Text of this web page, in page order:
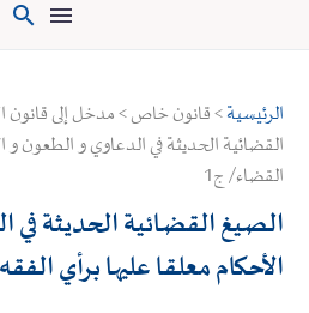

الرئيسية> قانون خاص > مدخل إلى قانون
القضائية الحديثة في الدعاوي و الطعون و
القضاء/ ج1
الصيغ القضائية الحديثة في
الأحكام معلقا عليها برأي